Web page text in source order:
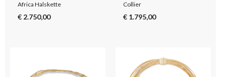
Africa Halskette
€ 2.750,00
Collier
€ 1.795,00